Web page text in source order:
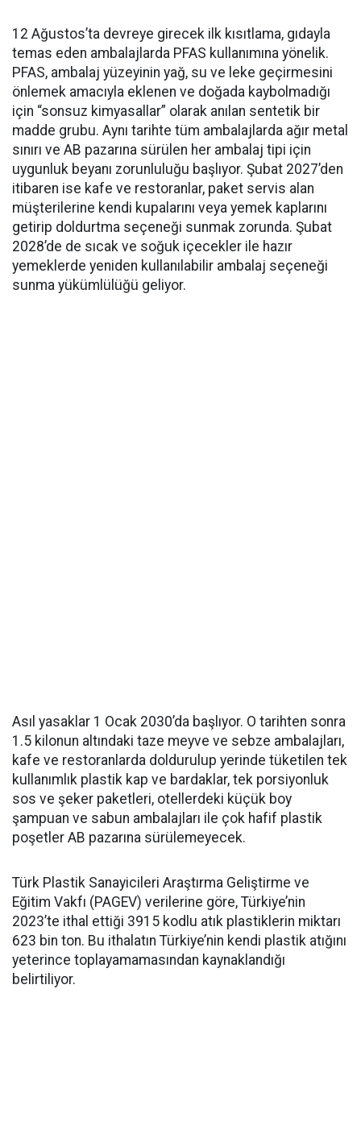
12 Ağustos’ta devreye girecek ilk kısıtlama, gıdayla
temas eden ambalajlarda PFAS kullanımına yönelik.
PFAS, ambalaj yüzeyinin yağ, su ve leke geçirmesini
önlemek amacıyla eklenen ve doğada kaybolmadığı
için “sonsuz kimyasallar” olarak anılan sentetik bir
madde grubu. Aynı tarihte tüm ambalajlarda ağır metal
sınırı ve AB pazarına sürülen her ambalaj tipi için
uygunluk beyanı zorunluluğu başlıyor. Şubat 2027’den
itibaren ise kafe ve restoranlar, paket servis alan
müşterilerine kendi kupalarını veya yemek kaplarını
getirip doldurtma seçeneği sunmak zorunda. Şubat
2028’de de sıcak ve soğuk içecekler ile hazır
yemeklerde yeniden kullanılabilir ambalaj seçeneği
sunma yükümlülüğü geliyor.
Asıl yasaklar 1 Ocak 2030’da başlıyor. O tarihten sonra
1.5 kilonun altındaki taze meyve ve sebze ambalajları,
kafe ve restoranlarda doldurulup yerinde tüketilen tek
kullanımlık plastik kap ve bardaklar, tek porsiyonluk
sos ve şeker paketleri, otellerdeki küçük boy
şampuan ve sabun ambalajları ile çok hafif plastik
poşetler AB pazarına sürülemeyecek.
Türk Plastik Sanayicileri Araştırma Geliştirme ve
Eğitim Vakfı (PAGEV) verilerine göre, Türkiye’nin
2023’te ithal ettiği 3915 kodlu atık plastiklerin miktarı
623 bin ton. Bu ithalatın Türkiye’nin kendi plastik atığını
yeterince toplayamamasından kaynaklandığı
belirtiliyor.